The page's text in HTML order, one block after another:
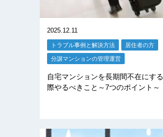
2025.12.11
トラブル事例と解決方法 居住者の方
分譲マンションの管理運営
自宅マンションを長期間不在にする
際やるべきこと～7つのポイント～